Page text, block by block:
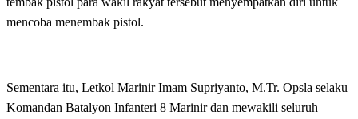
mencoba menembak pistol.
Sementara itu, Letkol Marinir Imam Supriyanto, M.Tr. Opsla selaku
Komandan Batalyon Infanteri 8 Marinir dan mewakili seluruh